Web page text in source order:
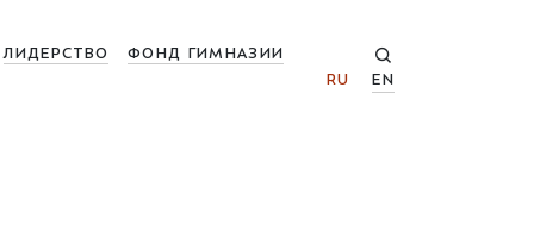
ЛИДЕРСТВО
ФОНД ГИМНАЗИИ
RU EN